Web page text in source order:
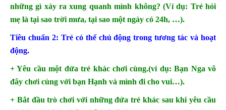
những gì xảy ra xung quanh mình không? (Ví dụ: Trẻ hỏi
mẹ là tại sao trời mưa, tại sao một ngày có 24h, …).
Tiêu chuẩn 2: Trẻ có thể chủ động trong tương tác và hoạt
động.
+ Yêu cầu một đứa trẻ khác chơi cùng.(ví dụ: Bạn Nga vô
đây chơi cùng với bạn Hạnh và mình đi cho vui…).
+ Bắt đầu trò chơi với những đứa trẻ khác sau khi yêu cầu